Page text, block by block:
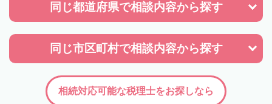
同じ都道府県で相談内容から探す
同じ市区町村で相談内容から探す
相続対応可能な税理士をお探しなら